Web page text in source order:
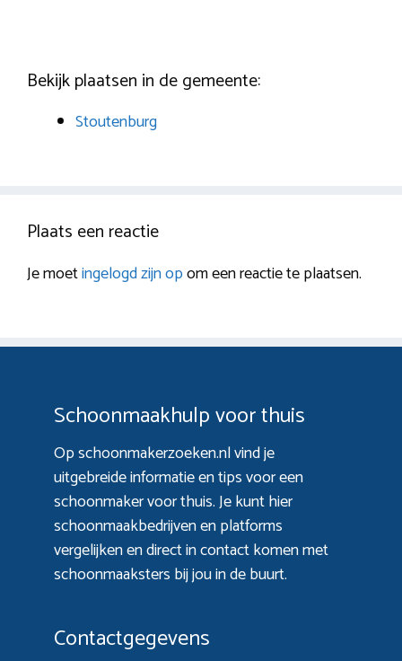
Bekijk plaatsen in de gemeente:
Stoutenburg
Plaats een reactie
Je moetingelogd zijn opom een reactie te plaatsen.
Schoonmaakhulp voor thuis
Op schoonmakerzoeken.nl vind je
uitgebreide informatie en tips voor een
schoonmaker voor thuis. Je kunt hier
schoonmaakbedrijven en platforms
vergelijken en direct in contact komen met
schoonmaaksters bij jou in de buurt.
Contactgegevens